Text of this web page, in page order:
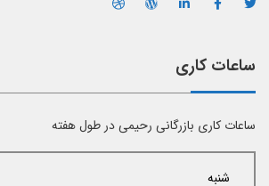
ساعات کاری
ساعات کاری بازرگانی رحیمی در طول هفته
شنبه